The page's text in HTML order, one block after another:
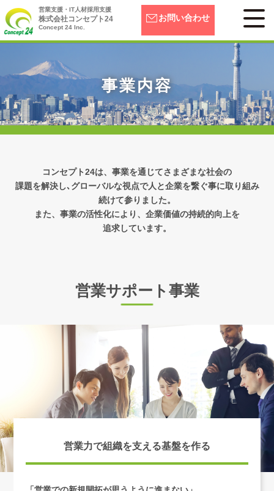
営業支援・IT人材採用支援
株式会社コンセプト24
Concept 24 Inc.
お問い合わせ
事業内容
コンセプト24は、事業を通じてさまざまな社会の
課題を解決し､グローバルな視点で人と企業を繋ぐ事に取り組み
続けて参りました。
また、事業の活性化により、企業価値の持続的向上を
追求しています。
営業サポート事業
営業力で組織を支える基盤を作る